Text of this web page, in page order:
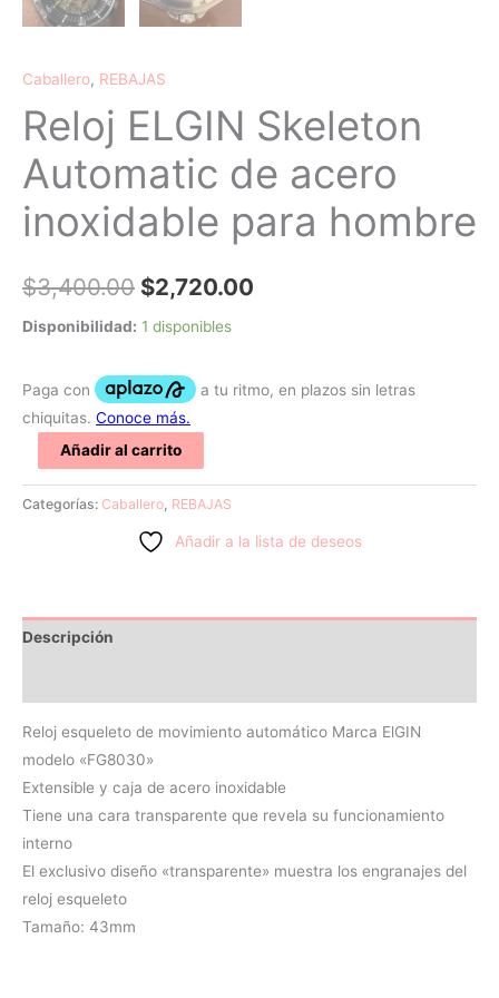
Caballero, REBAJAS
Reloj ELGIN Skeleton
Automatic de acero
inoxidable para hombre
$3,400.00 $2,720.00
Disponibilidad: 1 disponibles
Añadir al carrito
Categorías: Caballero REBAJAS
Añadir a la lista de deseos
Descripción
Reloj esqueleto de movimiento automático Marca ElGIN
modelo «FG8030»
Extensible y caja de acero inoxidable
Tiene una cara transparente que revela su funcionamiento
interno
El exclusivo diseño «transparente» muestra los engranajes del
reloj esqueleto
Tamaño: 43mm